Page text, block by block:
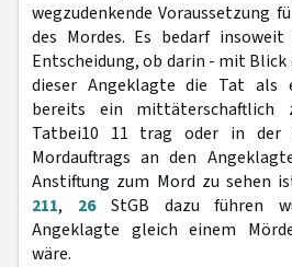
wegzudenkende Voraussetzung
des Mordes. Es bedarf
Entscheidung, ob darin - mit Blick
dieser Angeklagte die Tat als
bereits ein mittäterschaftlich
Tatbei10 11 trag oder in der
Mordauftrags an den
Anstiftung zum Mord zu sehen
211, 26StGB dazu führen
Angeklagte gleich einem
wäre.